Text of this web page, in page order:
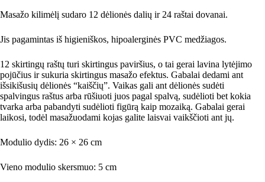
Masažo kilimėlį sudaro 12 dėlionės dalių ir 24 raštai dovanai.
Jis pagamintas iš higieniškos, hipoalerginės PVC medžiagos.
12 skirtingų raštų turi skirtingus paviršius, o tai gerai lavina lytėjimo
pojūčius ir sukuria skirtingus masažo efektus. Gabalai dedami ant
išsikišusių dėlionės “kaiščių”. Vaikas gali ant dėlionės sudėti
spalvingus raštus arba rūšiuoti juos pagal spalvą, sudėlioti bet kokia
tvarka arba pabandyti sudėlioti figūrą kaip mozaiką. Gabalai gerai
laikosi, todėl masažuodami kojas galite laisvai vaikščioti ant jų.
Modulio dydis: 26 × 26 cm
Vieno modulio skersmuo: 5 cm